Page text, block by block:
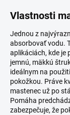
Vlastnosti
Jednou z
absorbovať vodu.
aplikáciách, kde je
jemnú, mäkkú
ideálnym na
pokožkou. Práve
mastenec už po
Pomáha
zabezpečuje, že